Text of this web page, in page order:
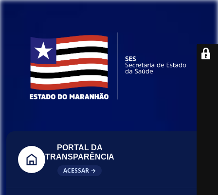
PORTAL DA
TRANSPARÊNCIA
ACESSAR →